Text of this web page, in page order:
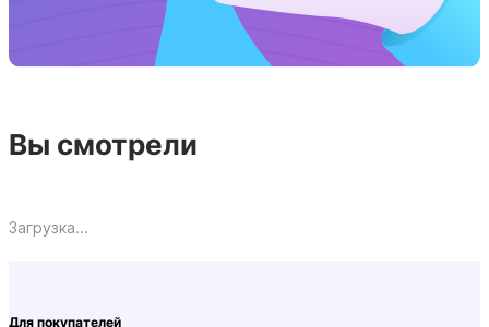
Вы смотрели
Загрузка...
Для покупателей